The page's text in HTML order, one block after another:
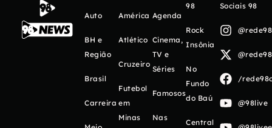
Auto
BH e
Região
Brasil
Carreira
América
Atlético
Cruzeiro
Futebol
em
Minas
Agenda
Cinema,
TV e
Séries
Famosos
Nas
98
Rock
Insônia
No
Fundo
do Baú
Central
Sociais 98
/
@98live